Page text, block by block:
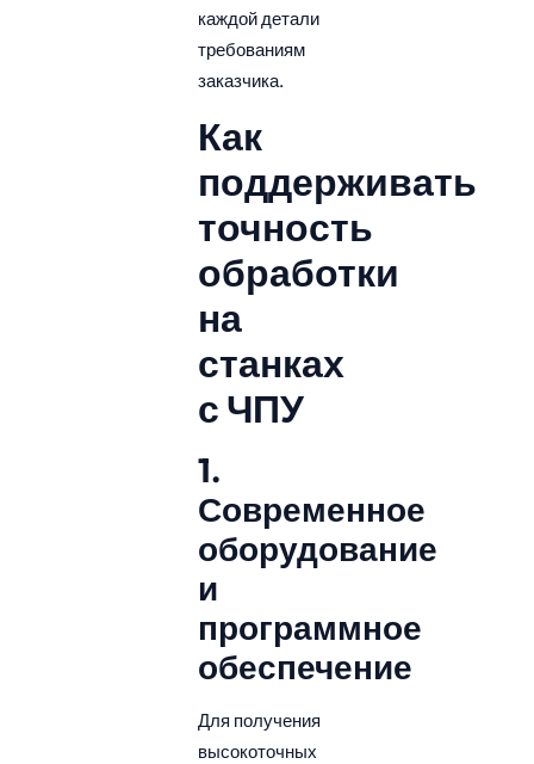
каждой детали
требованиям
заказчика.
Как
поддерживать
точность
обработки
на
станках
с ЧПУ
1.
Современное
оборудование
и
программное
обеспечение
Для получения
высокоточных